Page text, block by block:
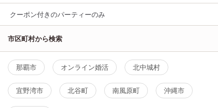
クーポン付きのパーティーのみ
市区町村から検索
那覇市 オンライン婚活 北中城村
宜野湾市 北谷町 南風原町 沖縄市